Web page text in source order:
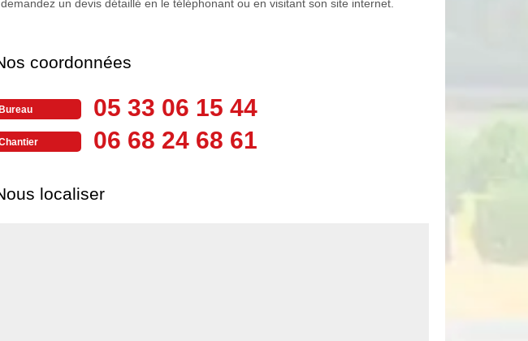
un devis détaillé en le téléphonant ou en visitant son site internet.
coordonnées
Bureau 05 33 06 15 44
06 68 24 68 61
localiser